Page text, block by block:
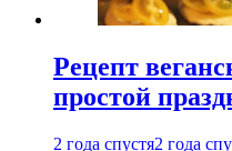
Рецепт
простой
2 года спустя2 года